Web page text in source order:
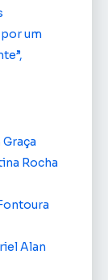
um
Rocha
Alan